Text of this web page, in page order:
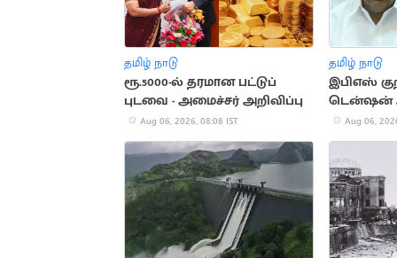
தமிழ் நாடு
ரூ.5000-ல் தரமான பட்டுப்
புடவை - அமைச்சர் அறிவிப்பு
Aug 06, 2026, 08:08 IST
தமிழ் நாடு
இபிஎஸ்
Aug 06,